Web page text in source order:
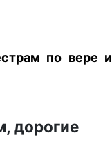
по вере и
дорогие